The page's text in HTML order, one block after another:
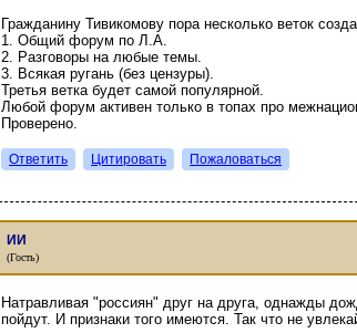
Гражданину Тивикомову пора несколько веток
1. Общий форум по Л.А.
2. Разговоры на любые темы.
3. Всякая ругань (без цензуры).
Третья ветка будет самой популярной.
Любой форум активен только в топах про
Проверено.
Ответить Цитировать Пожаловаться
ИИ
(Гость)
Натравливая "россиян" друг на друга, однажды
пойдут. И признаки того имеются. Так что не